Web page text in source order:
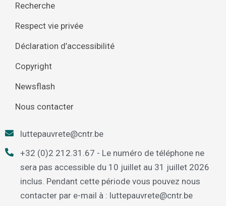
Recherche
Respect vie privée
Déclaration d’accessibilité
Copyright
Newsflash
Nous contacter
luttepauvrete@cntr.be
+32 (0)2 212.31.67 - Le numéro de téléphone ne
sera pas accessible du 10 juillet au 31 juillet 2026
inclus. Pendant cette période vous pouvez nous
contacter par e-mail à : luttepauvrete@cntr.be